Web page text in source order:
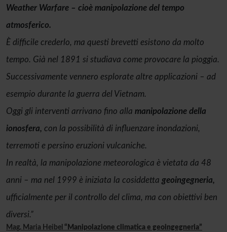
Weather Warfare – cioè manipolazione del tempo
atmosferico.
È difficile crederlo, ma questi brevetti esistono da molto
tempo. Già nel 1891 si studiava come provocare la pioggia.
Successivamente vennero esplorate altre applicazioni – ad
esempio durante la guerra del Vietnam.
Oggi gli interventi arrivano fino alla manipolazione della
ionosfera, con la possibilità di influenzare inondazioni,
terremoti e persino eruzioni vulcaniche.
In realtà, la manipolazione meteorologica è vietata da 48
anni – ma nel 1999 è iniziata la cosiddetta geoingegneria,
ufficialmente per il controllo del clima, ma con obiettivi ben
diversi.”
Mag. Maria Heibel “Manipolazione climatica e geoingegneria”